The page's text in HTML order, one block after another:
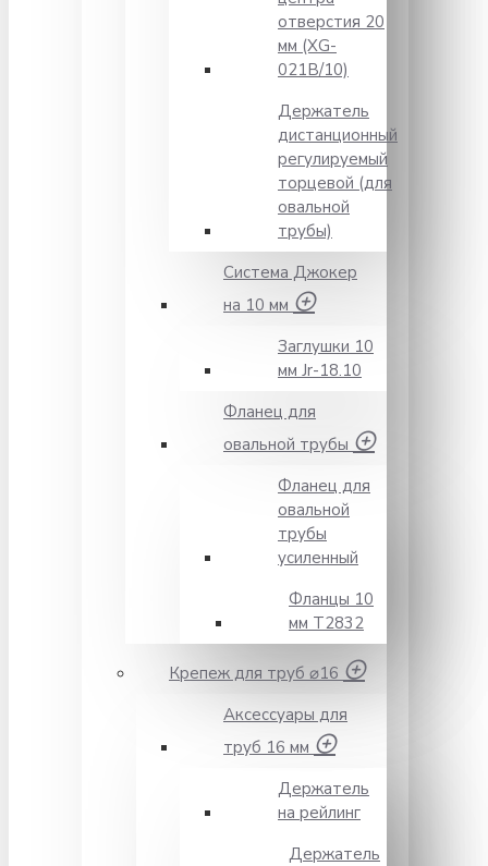
отверстия 20
мм (XG-
021B/10)
Держатель
дистанционный
регулируемый
торцевой (для
овальной
трубы)
Система Джокер
на 10 мм
Заглушки 10
мм Jr-18.10
Фланец для
овальной трубы
Фланец для
овальной
трубы
усиленный
Фланцы 10
мм Т2832
Крепеж для труб ⌀16
Аксессуары для
труб 16 мм
Держатель
на рейлинг
Держатель